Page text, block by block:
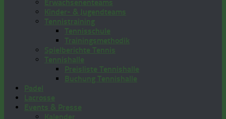
Erwachsenenteams
Kinder- & Jugendteams
Tennistraining
Tennisschule
Trainingsmethodik
Spielberichte Tennis
Tennishalle
Preisliste Tennishalle
Buchung Tennishalle
Padel
Lacrosse
Events & Presse
Kalender